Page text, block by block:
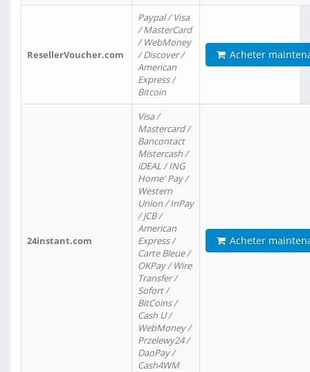
ResellerVoucher.com
Paypal / Visa
/ MasterCard
/ WebMoney
/ Discover /
American
Express /
Bitcoin
Acheter
24instant.com
Visa /
Mastercard /
Bancontact
Mistercash /
iDEAL / ING
Home' Pay /
Western
Union / InPay
/ JCB /
American
Express /
Carte Bleue /
OKPay / Wire
Transfer /
Sofort /
BitCoins /
Cash U /
WebMoney /
Przelewy24 /
DaoPay /
Cash4WM
Acheter